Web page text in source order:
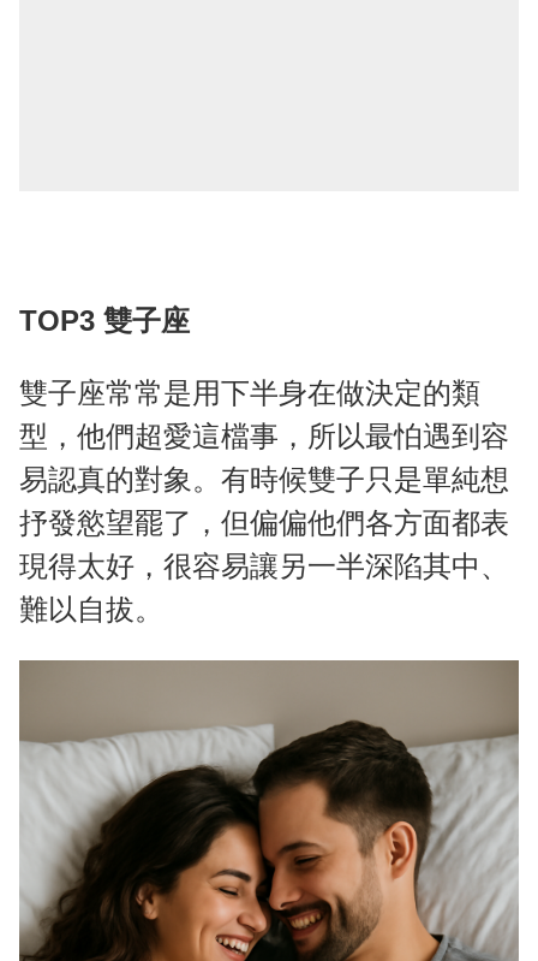
TOP3 雙子座
雙子座常常是用下半身在做決定的類
型，他們超愛這檔事，所以最怕遇到容
易認真的對象。有時候雙子只是單純想
抒發慾望罷了，但偏偏他們各方面都表
現得太好，很容易讓另一半深陷其中、
難以自拔。